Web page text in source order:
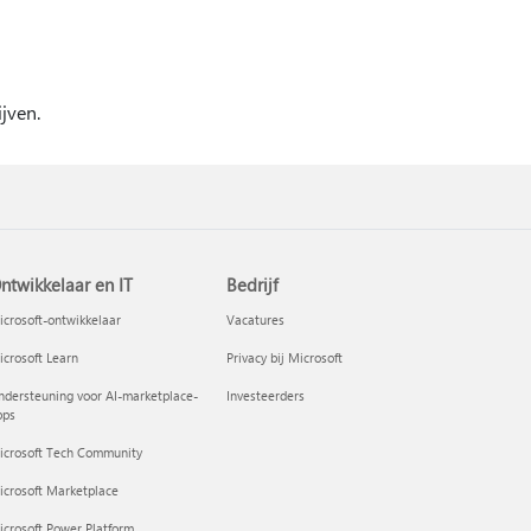
en IT
ontwikkelaar
Learn
voor AI-marketplace-
Tech Community
Marketplace
Bedrijf
Vacatures
Privacy bij Microsoft
Investeerders